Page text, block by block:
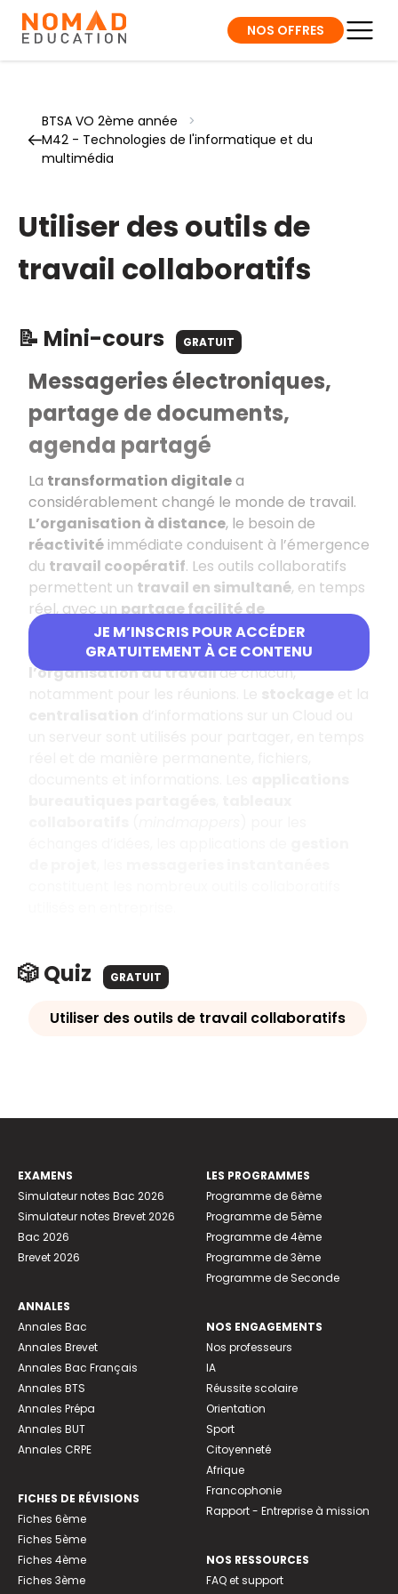
NOS OFFRES
BTSA VO 2ème année
>
M42 - Technologies de l'informatique et du
multimédia
Utiliser des outils de
travail collaboratifs
📝 Mini-cours GRATUIT
JE M’INSCRIS POUR ACCÉDER
GRATUITEMENT À CE CONTENU
Messageries électroniques,
partage de documents,
agenda partagé
La transformation digitalea
considérablement changé le monde de travail.
L’organisation à distance, le besoin de
réactivité immédiate conduisent à l’émergence
du travail coopératif. Les outils collaboratifs
permettent un travail en simultané, en temps
réel, avec un partage facilité de
l’information.
L’
agenda partagépermet d’être pertinent sur
l’organisation du travailde chacun,
notamment pour les réunions. Le
stockage
et la
🎲 Quiz GRATUIT
Utiliser des outils de travail collaboratifs
EXAMENS
Simulateur notes Bac 2026
Simulateur notes Brevet 2026
Bac 2026
Brevet 2026
ANNALES
Annales Bac
Annales Brevet
Annales Bac Français
Annales BTS
Annales Prépa
Annales BUT
Annales CRPE
FICHES DE RÉVISIONS
Fiches 6ème
Fiches 5ème
Fiches 4ème
Fiches 3ème
LES PROGRAMMES
Programme de 6ème
Programme de 5ème
Programme de 4ème
Programme de 3ème
Programme de Seconde
NOS ENGAGEMENTS
Nos professeurs
IA
Réussite scolaire
Orientation
Sport
Citoyenneté
Afrique
Francophonie
Rapport - Entreprise à mission
NOS RESSOURCES
FAQ et support